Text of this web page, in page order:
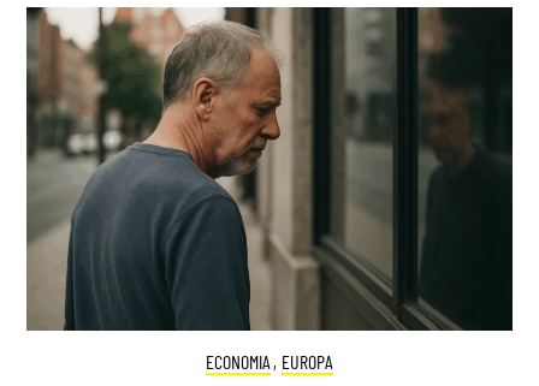
ECONOMIA , EUROPA